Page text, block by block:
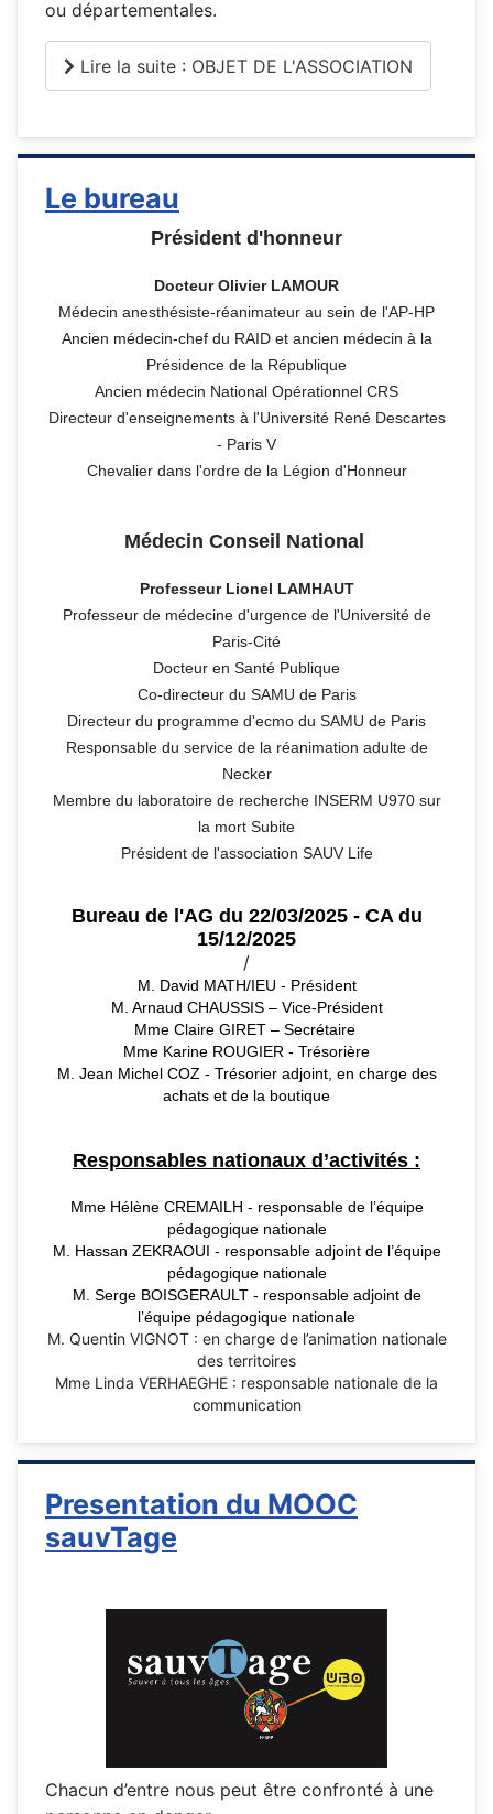
ou départementales.
Lire la suite : OBJET DE L'ASSOCIATION
Le bureau
Président d'honneur
Docteur Olivier LAMOUR
Médecin anesthésiste-réanimateur au sein de l'AP-HP
Ancien médecin-chef du RAID et ancien médecin à la
Présidence de la République
Ancien médecin National Opérationnel CRS
Directeur d'enseignements à l'Université René Descartes
- Paris V
Chevalier dans l'ordre de la L égion d'Honneur
Médecin Conseil National
Professeur Lionel LAMHAUT
Professeur de médecine d'urgence de l'Université de
Paris-Cité
Docteur en Santé Publique
Co-directeur du SAMU de Paris
Directeur du programme d'ecmo du SAMU de Paris
Responsable du service de la réanimation adulte de
Necker
Membre du laboratoire de recherche INSERM U970 sur
la mort Subite
Président de l'association SAUV Life
Bureau de l'AG du 22/03/2025 - CA du
15/12/2025
/
M. David MATH/IEU - Président
M. Arnaud CHAUSSIS – Vice-Président
Mme Claire GIRET – Secrétaire
Mme Karine ROUGIER - Trésorière
M. Jean Michel COZ - Trésorier adjoint, en charge des
achats et de la boutique
Responsables nationaux d’activités :
Mme Hélène CREMAILH - responsable de l’équipe
pédagogique nationale
M. Hassan ZEKRAOUI - responsable adjoint de l’équipe
pédagogique nationale
M. Serge BOISGERAULT - responsable adjoint de
l’équipe pédagogique nationale
M. Quentin VIGNOT : en charge de l’animation nationale
des territoires
Mme Linda VERHAEGHE : responsable nationale de la
communication
Presentation du MOOC
sauvTage
Chacun d’entre nous peut être confronté à une